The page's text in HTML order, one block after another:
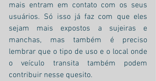
mais entram em contato com os seus
usuários. Só isso já faz com que eles
sejam mais expostos a sujeiras e
manchas, mas também é preciso
lembrar que o tipo de uso e o local onde
o veículo transita também podem
contribuir nesse quesito.